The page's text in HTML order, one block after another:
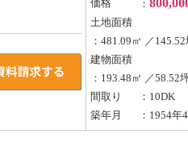
価格 ：
土地面積
：481.09㎡ ／
建物面積
：193.48㎡ ／58.52
間取り
：10DK
築年月
：1954年